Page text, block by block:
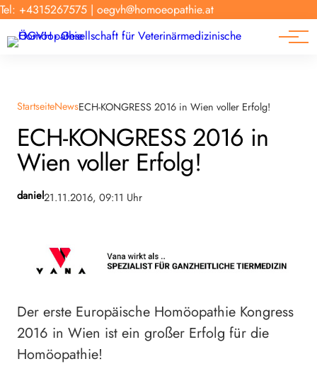
Tel: +4315267575 | oegvh@homoeopathie.at
Tierarzt-Suche
Forschung
News
StartseiteNewsECH-KONGRESS 2016 in Wien voller Erfolg!
ECH-KONGRESS 2016 in
Wien voller Erfolg!
daniel21.11.2016, 09:11 Uhr
Der erste Europäische Homöopathie Kongress
2016 in Wien ist ein großer Erfolg für die
Homöopathie!